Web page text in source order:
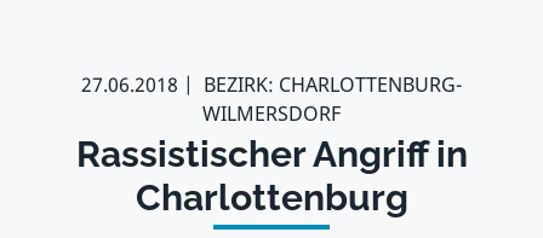
27.06.2018
BEZIRK: CHARLOTTENBURG-
WILMERSDORF
Rassistischer Angriff in
Charlottenburg